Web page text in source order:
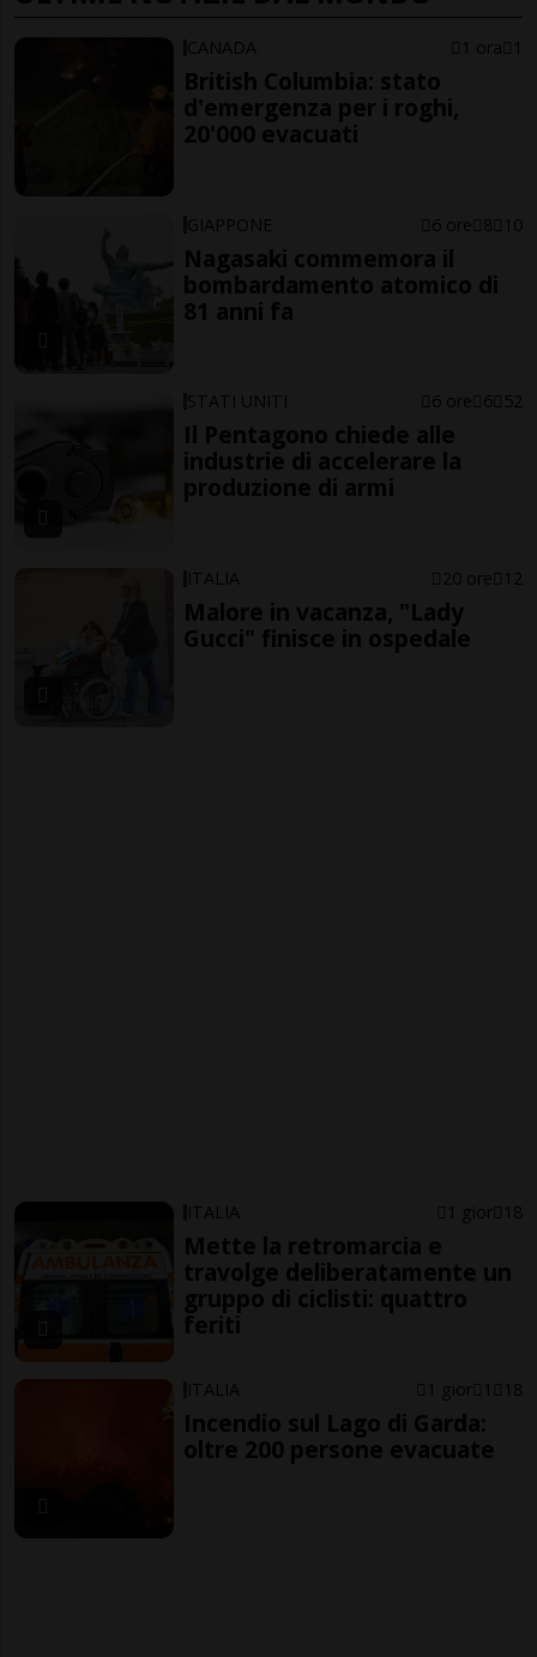
CANADA 1 ora 1
British Columbia: stato
d'emergenza per i roghi,
20'000 evacuati
GIAPPONE 6 ore 8 10
Nagasaki commemora il
bombardamento atomico di
81 anni fa
STATI UNITI 6 ore 6 52
Il Pentagono chiede alle
industrie di accelerare la
produzione di armi
ITALIA 20 ore 12
Malore in vacanza, "Lady
Gucci" finisce in ospedale
ITALIA 1 gior 18
Mette la retromarcia e
travolge deliberatamente un
gruppo di ciclisti: quattro
feriti
ITALIA 1 gior 1 18
Incendio sul Lago di Garda:
oltre 200 persone evacuate